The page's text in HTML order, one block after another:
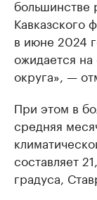
Кавказского
в июне 2024
ожидается
округа», —
При этом в
средняя
составляет
градуса,